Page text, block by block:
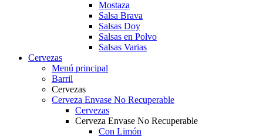
Mostaza
Salsa Brava
Salsas Doy
Salsas en Polvo
Salsas Varias
Cervezas
Menú principal
Barril
Cervezas
Cerveza Envase No Recuperable
Cervezas
Cerveza Envase No Recuperable
Con Limón